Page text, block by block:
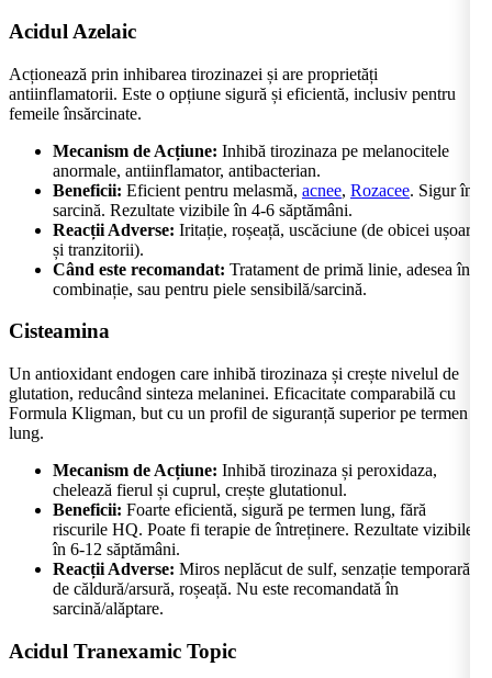
Acidul Azelaic
Acționează prin inhibarea tirozinazei și are proprietăți
antiinflamatorii. Este o opțiune sigură și eficientă, inclusiv pentru
femeile însărcinate.
Mecanism de Acțiune: Inhibă tirozinaza pe melanocitele
anormale, antiinflamator, antibacterian.
Beneficii: Eficient pentru melasmă, acnee, Rozacee. Sigur în
sarcină. Rezultate vizibile în 4-6 săptămâni.
Reacții Adverse: Iritație, roșeață, uscăciune (de obicei ușoare
și tranzitorii).
Când este recomandat: Tratament de primă linie, adesea în
combinație, sau pentru piele sensibilă/sarcină.
Cisteamina
Un antioxidant endogen care inhibă tirozinaza și crește nivelul de
glutation, reducând sinteza melaninei. Eficacitate comparabilă cu
Formula Kligman, but cu un profil de siguranță superior pe termen
lung.
Mecanism de Acțiune: Inhibă tirozinaza și peroxidaza,
chelează fierul și cuprul, crește glutationul.
Beneficii: Foarte eficientă, sigură pe termen lung, fără
riscurile HQ. Poate fi terapie de întreținere. Rezultate vizibile
în 6-12 săptămâni.
Reacții Adverse: Miros neplăcut de sulf, senzație temporară
de căldură/arsură, roșeață. Nu este recomandată în
sarcină/alăptare.
Acidul Tranexamic Topic